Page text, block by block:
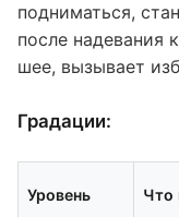
подниматься,
после надевания
шее, вызывает
Градации:
Уровень Что